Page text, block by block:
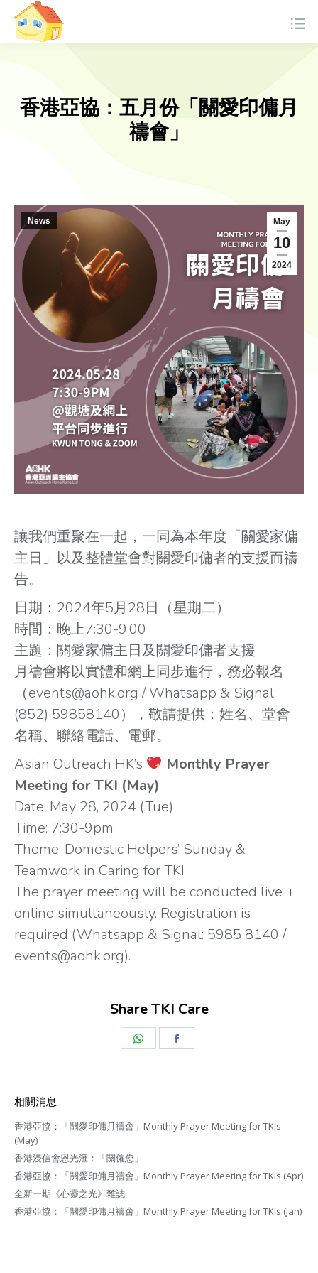
香港亞協：五月份「關愛印傭月
禱會」
May
10
2024
News
讓我們重聚在一起，一同為本年度「關愛家傭
主日」以及整體堂會對關愛印傭者的支援而禱
告。
日期：2024年5月28日（星期二）
時間：晚上7:30-9:00
主題：關愛家傭主日及關愛印傭者支援
月禱會將以實體和網上同步進行，務必報名
（events@aohk.org / Whatsapp & Signal:
(852) 59858140），敬請提供：姓名、堂會
名稱、聯絡電話、電郵。
Asian Outreach HK’s
Monthly Prayer
Meeting for TKI (May)
Date: May 28, 2024 (Tue)
Time: 7:30-9pm
Theme: Domestic Helpers’ Sunday &
Teamwork in Caring for TKI
The prayer meeting will be conducted live +
online simultaneously. Registration is
required (Whatsapp & Signal: 5985 8140 /
events@aohk.org).
Share TKI Care
相關消息
香港亞協：「關愛印傭月禱會」Monthly Prayer Meeting for TKIs
(May)
香港浸信會恩光滙：「關僱您」
香港亞協：「關愛印傭月禱會」Monthly Prayer Meeting for TKIs (Apr)
全新一期《心靈之光》雜誌
香港亞協：「關愛印傭月禱會」Monthly Prayer Meeting for TKIs (Jan)